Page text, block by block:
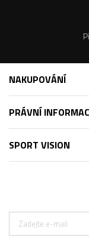
NAKUPOVÁNÍ
PRÁVNÍ
SPORT VISION